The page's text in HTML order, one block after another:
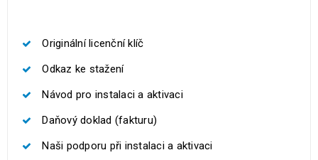
Originální licenční klíč
Odkaz ke stažení
Návod pro instalaci a aktivaci
Daňový doklad (fakturu)
Naši podporu při instalaci a aktivaci